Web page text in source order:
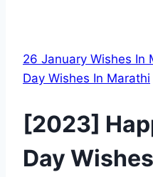
26 January Wishes In
Day Wishes In Marathi
[2023]
Day